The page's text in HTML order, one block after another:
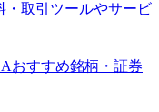
・取引ツールやサービ
おすすめ銘柄・証券